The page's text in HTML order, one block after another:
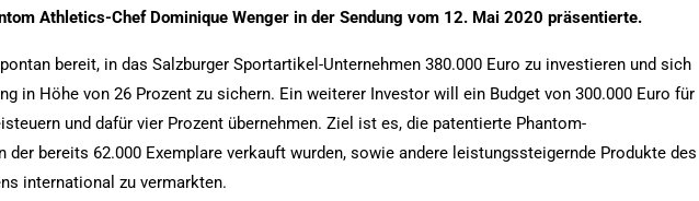
Athletics-Chef Dominique Wenger in der Sendung vom 12. Mai 2020 präsentierte.
bereit, in das Salzburger Sportartikel-Unternehmen 380.000 Euro zu investieren und sich
in Höhe von 26 Prozent zu sichern. Ein weiterer Investor will ein Budget von 300.000 Euro für
und dafür vier Prozent übernehmen. Ziel ist es, die patentierte Phantom-
der bereits 62.000 Exemplare verkauft wurden, sowie andere leistungssteigernde Produkte des
international zu vermarkten.